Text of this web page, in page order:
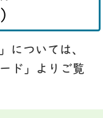
については、
ド」よりご覧